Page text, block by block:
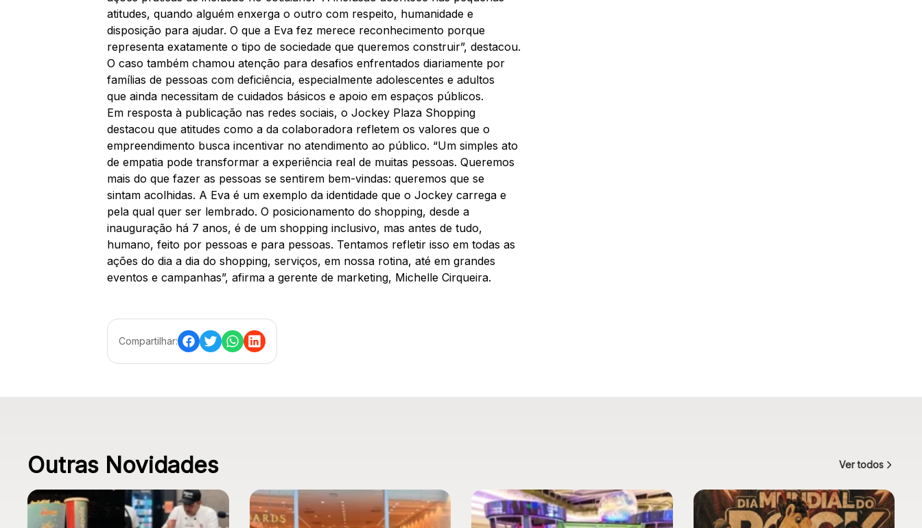
atitudes, quando alguém enxerga o outro com respeito, humanidade e
disposição para ajudar. O que a Eva fez merece reconhecimento porque
representa exatamente o tipo de sociedade que queremos construir”, destacou.
O caso também chamou atenção para desafios enfrentados diariamente por
famílias de pessoas com deficiência, especialmente adolescentes e adultos
que ainda necessitam de cuidados básicos e apoio em espaços públicos.
Em resposta à publicação nas redes sociais, o Jockey Plaza Shopping
destacou que atitudes como a da colaboradora refletem os valores que o
empreendimento busca incentivar no atendimento ao público. “Um simples ato
de empatia pode transformar a experiência real de muitas pessoas. Queremos
mais do que fazer as pessoas se sentirem bem-vindas: queremos que se
sintam acolhidas. A Eva é um exemplo da identidade que o Jockey carrega e
pela qual quer ser lembrado. O posicionamento do shopping, desde a
inauguração há 7 anos, é de um shopping inclusivo, mas antes de tudo,
humano, feito por pessoas e para pessoas. Tentamos refletir isso em todas as
ações do dia a dia do shopping, serviços, em nossa rotina, até em grandes
eventos e campanhas”, afirma a gerente de marketing, Michelle Cirqueira.
Compartilhar:
Outras Novidades Ver todos